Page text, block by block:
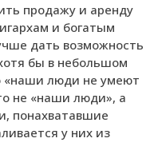
продажу и аренду
и богатым
дать возможность
бы в небольшом
«наши люди не умеют
не «наши люди», а
понахватавшие
у них из